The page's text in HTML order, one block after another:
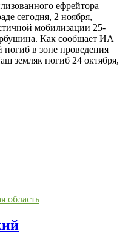
ефрейтора
сегодня, 2 ноября,
мобилизации 25-
Как сообщает ИА
в зоне проведения
земляк погиб 24 октября,
область